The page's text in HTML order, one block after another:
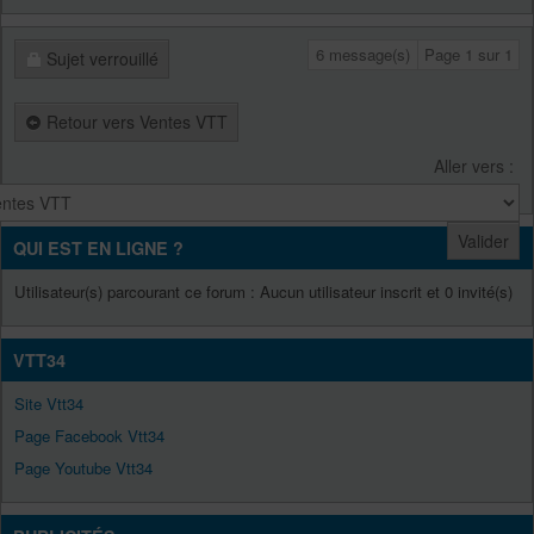
Sujet verrouillé 6 message(s) Page 1 sur 1
Retour vers Ventes VTT
Aller vers :
QUI EST EN LIGNE ?
Utilisateur(s) parcourant ce forum : Aucun utilisateur inscrit et 0 invité(s)
VTT34
Site Vtt34
Page Facebook Vtt34
Page Youtube Vtt34